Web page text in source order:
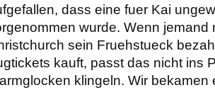
dass eine fuer Kai
wurde. Wenn jemand
sein Fruehstueck
kauft, passt das nicht ins
klingeln. Wir bekamen